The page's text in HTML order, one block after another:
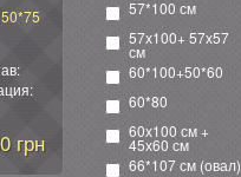
грн
57*100 см
57х100+ 57х57
см
60*100+50*60
60*80
60х100 см +
45х60 см
66*107 см (овал)